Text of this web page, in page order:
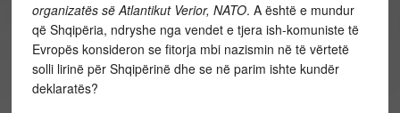
organizatës së Atlantikut Verior, NATO. A është e mundur
që Shqipëria, ndryshe nga vendet e tjera ish-komuniste të
Evropës konsideron se fitorja mbi nazismin në të vërtetë
solli lirinë për Shqipërinë dhe se në parim ishte kundër
deklaratës?